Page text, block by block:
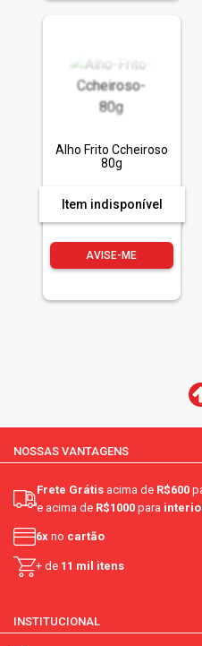
Alho Frito Ccheiroso
80g
Item indisponível
AVISE-ME
NOSSAS VANTAGENS
Frete Grátis acima de R$600
e acima de R$1000 para
6x no cartão
+ de 11 mil itens
INSTITUCIONAL